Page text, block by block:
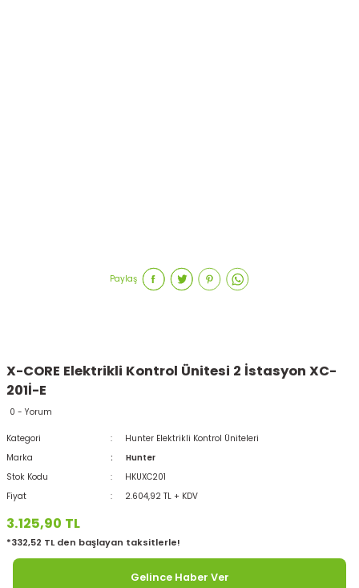
Paylaş
X-CORE Elektrikli Kontrol Ünitesi 2 İstasyon XC-
201İ-E
0 - Yorum
Kategori
Hunter Elektrikli Kontrol Üniteleri
Marka
Hunter
Stok Kodu
HKUXC201
Fiyat
2.604,92 TL + KDV
3.125,90 TL
*332,52 TL den başlayan taksitlerle!
Gelince Haber Ver